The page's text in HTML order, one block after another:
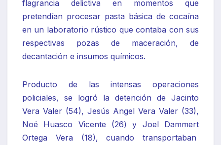
flagrancia delictiva en momentos que
pretendían procesar pasta básica de cocaína
en un laboratorio rústico que contaba con sus
respectivas pozas de maceración, de
decantación e insumos químicos.
Producto de las intensas operaciones
policiales, se logró la detención de Jacinto
Vera Valer (54), Jesús Angel Vera Valer (33),
Noé Huasco Vicente (26) y Joel Dammert
Ortega Vera (18), cuando transportaban